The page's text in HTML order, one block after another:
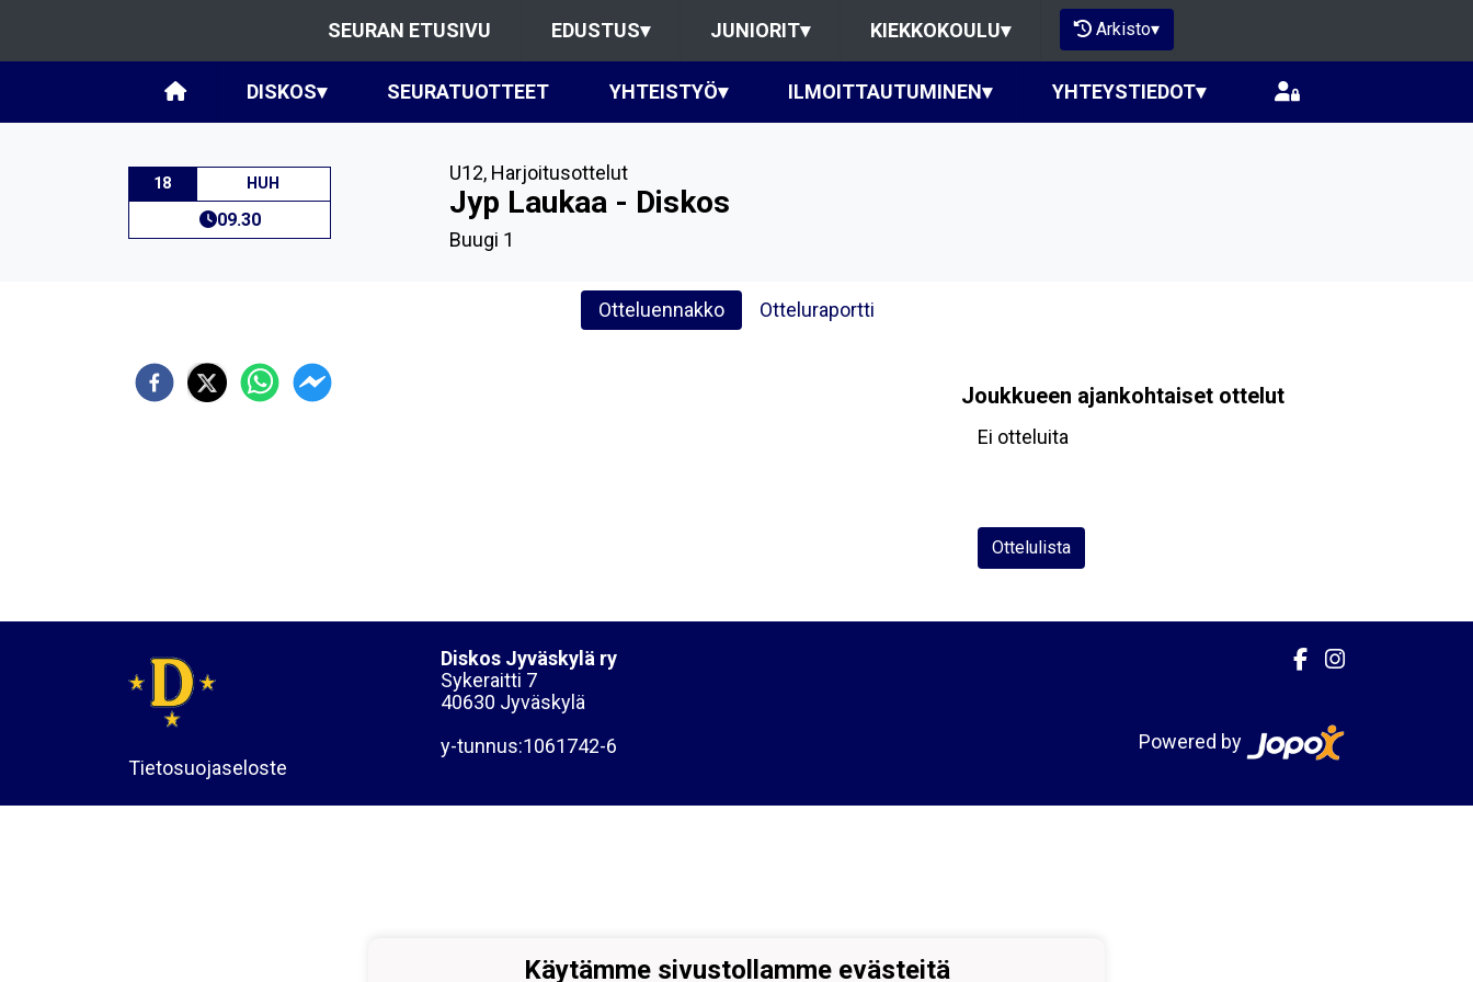
SEURAN ETUSIVU EDUSTUS▾ JUNIORIT▾ KIEKKOKOULU▾ Arkisto▾
DISKOS▾ SEURATUOTTEET YHTEISTYÖ▾ ILMOITTAUTUMINEN▾ YHTEYSTIEDOT▾
18 HUH
09.30
U12, Harjoitusottelut
Jyp Laukaa - Diskos
Buugi 1
Otteluennakko Otteluraportti
Joukkueen ajankohtaiset ottelut
Ei otteluita
Ottelulista
Tietosuojaseloste
Diskos Jyväskylä ry
Sykeraitti 7
40630 Jyväskylä
y-tunnus:1061742-6
Powered by
Käytämme sivustollamme evästeitä